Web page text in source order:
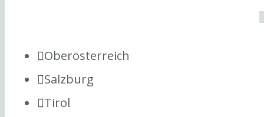
Oberösterreich
Salzburg
Tirol